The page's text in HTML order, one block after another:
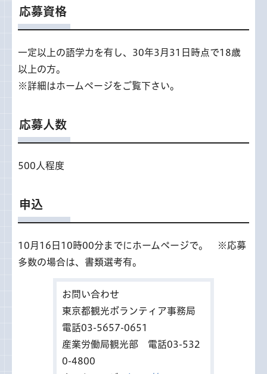
応募資格
一定以上の語学力を有し、30年3月31日時点で18歳
以上の方。
※詳細はホームページをご覧下さい。
応募人数
500人程度
申込
10月16日10時00分までにホームページで。 ※応募
多数の場合は、書類選考有。
お問い合わせ
東京都観光ボランティア事務局
電話03-5657-0651
産業労働局観光部 電話03-532
0-4800